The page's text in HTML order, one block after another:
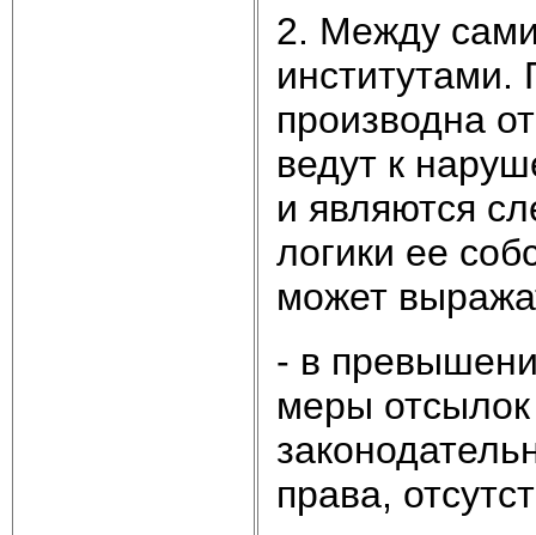
2. Между
институтами.
производна
ведут к
и являются
логики ее
может
- в
меры
права,